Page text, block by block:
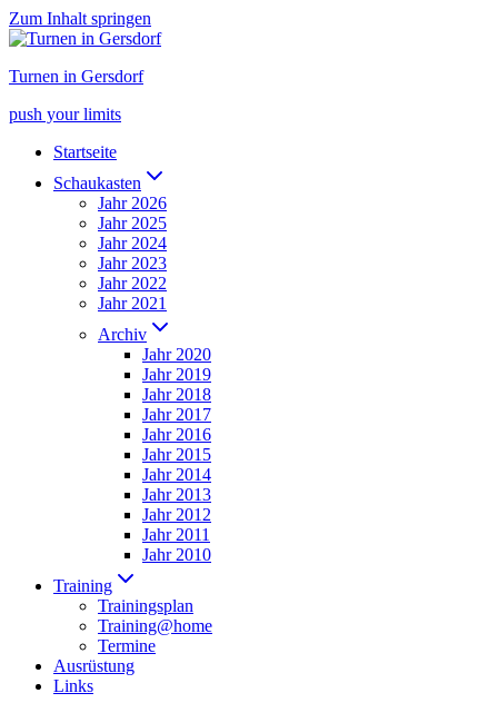
Zum Inhalt springen
Turnen in Gersdorf
push your limits
Startseite
Schaukasten
Jahr 2026
Jahr 2025
Jahr 2024
Jahr 2023
Jahr 2022
Jahr 2021
Archiv
Jahr 2020
Jahr 2019
Jahr 2018
Jahr 2017
Jahr 2016
Jahr 2015
Jahr 2014
Jahr 2013
Jahr 2012
Jahr 2011
Jahr 2010
Training
Trainingsplan
Training@home
Termine
Ausrüstung
Links